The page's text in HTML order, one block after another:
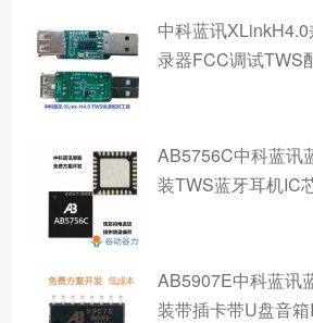
中科蓝讯
录器FCC调试TWS
AB5756C中科蓝讯
装TWS蓝牙耳机IC
AB5907E中科蓝讯
装带插卡带U盘音